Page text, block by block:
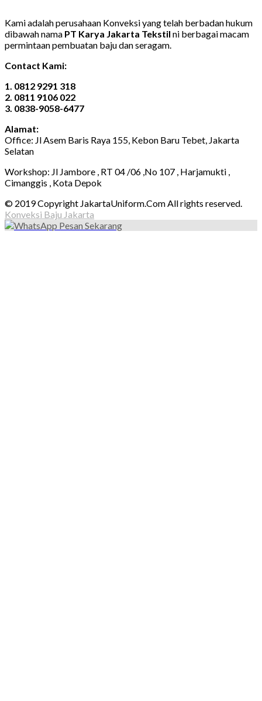
Kami adalah perusahaan Konveksi yang telah berbadan hukum
dibawah nama PT Karya Jakarta Tekstil ni berbagai macam
permintaan pembuatan baju dan seragam.
Contact Kami:
1. 0812 9291 318
2. 0811 9106 022
3. 0838-9058-6477
Alamat:
Office: Jl Asem Baris Raya 155, Kebon Baru Tebet, Jakarta
Selatan
Workshop: Jl Jambore , RT 04 /06 ,No 107 , Harjamukti ,
Cimanggis , Kota Depok
© 2019 Copyright JakartaUniform.Com All rights reserved.
Konveksi Baju Jakarta
Pesan Sekarang